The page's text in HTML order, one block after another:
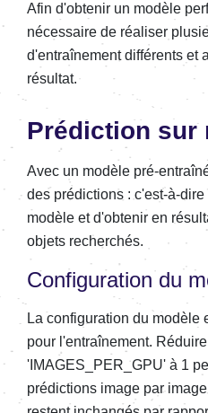
Afin d'obtenir un modèle
nécessaire de réaliser
d'entraînement différents et
résultat.
Prédiction sur
Avec un modèle pré-
des prédictions : c'est-à-
modèle et d'obtenir en
objets recherchés.
Configuration du
La configuration du modèle
pour l'entraînement.
'IMAGES_PER_GPU' à 1
prédictions image par